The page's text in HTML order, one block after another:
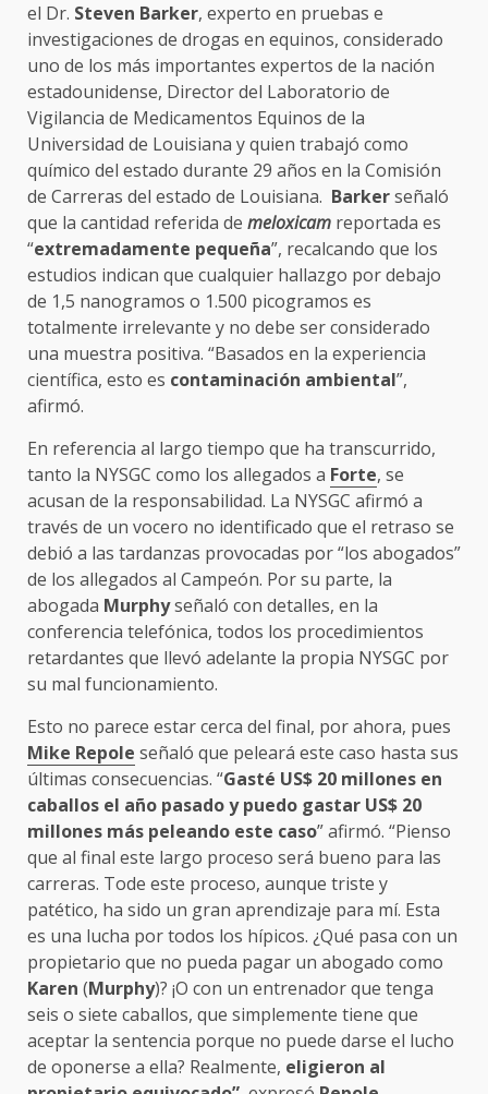
el Dr. Steven Barker, experto en pruebas e
investigaciones de drogas en equinos, considerado
uno de los más importantes expertos de la nación
estadounidense, Director del Laboratorio de
Vigilancia de Medicamentos Equinos de la
Universidad de Louisiana y quien trabajó como
químico del estado durante 29 años en la Comisión
de Carreras del estado de Louisiana. Barkerseñaló
que la cantidad referida de meloxicam reportada es
“extremadamente pequeña”, recalcando que los
estudios indican que cualquier hallazgo por debajo
de 1,5 nanogramos o 1.500 picogramos es
totalmente irrelevante y no debe ser considerado
una muestra positiva. “Basados en la experiencia
científica, esto es contaminación ambiental”,
afirmó.
En referencia al largo tiempo que ha transcurrido,
tanto la NYSGC como los allegados a Forte, se
acusan de la responsabilidad. La NYSGC afirmó a
través de un vocero no identificado que el retraso se
debió a las tardanzas provocadas por “los abogados”
de los allegados al Campeón. Por su parte, la
abogada Murphyseñaló con detalles, en la
conferencia telefónica, todos los procedimientos
retardantes que llevó adelante la propia NYSGC por
su mal funcionamiento.
Esto no parece estar cerca del final, por ahora, pues
Mike Repole señaló que peleará este caso hasta sus
últimas consecuencias. “Gasté US$ 20 millones en
caballos el año pasado y puedo gastar US$ 20
millones más peleando este caso” afirmó. “Pienso
que al final este largo proceso será bueno para las
carreras. Tode este proceso, aunque triste y
patético, ha sido un gran aprendizaje para mí. Esta
es una lucha por todos los hípicos. ¿Qué pasa con un
propietario que no pueda pagar un abogado como
Karen (Murphy)? ¡O con un entrenador que tenga
seis o siete caballos, que simplemente tiene que
aceptar la sentencia porque no puede darse el lucho
de oponerse a ella? Realmente, eligieron al